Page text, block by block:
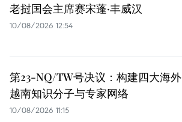
老挝国会主席赛宋蓬·丰威汉
10/08/2026 12:54
第23-NQ/TW号决议：构建四大海外
越南知识分子与专家网络
10/08/2026 11:15